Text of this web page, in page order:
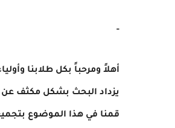
-
أهلاً ومرحباً بكل طلابنا
قمنا في هذا الموضوع